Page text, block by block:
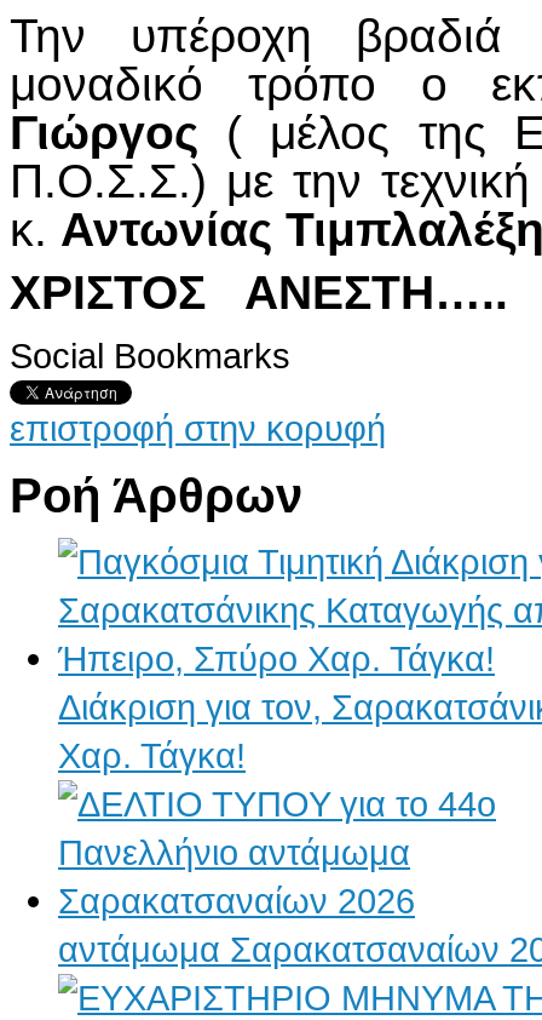
Την υπέροχη βραδιά
μοναδικό τρόπο ο
Γιώργος ( μέλος της
Π.Ο.Σ.Σ.) με την τεχνική
κ. Αντωνίας
ΧΡΙΣΤΟΣ ΑΝΕΣΤΗ…..
Social Bookmarks
επιστροφή στην κορυφή
Ροή Άρθρων
Διάκριση για τον,
Χαρ. Τάγκα!
αντάμωμα Σαρακατσαναίων